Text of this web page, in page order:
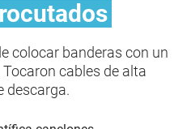
colocar banderas con un
cables de alta
descarga.